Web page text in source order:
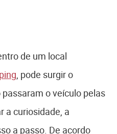
de um local
, pode surgir o
o veículo pelas
a curiosidade, a
a passo. De acordo